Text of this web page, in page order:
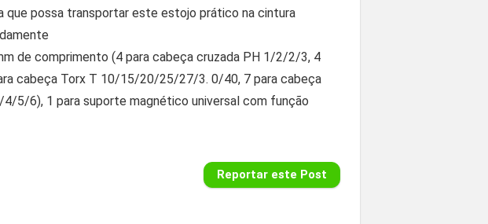
que possa transportar este estojo prático na cintura
de comprimento (4 para cabeça cruzada PH 1/2/2/3, 4
cabeça Torx T 10/15/20/25/27/3. 0/40, 7 para cabeça
5/6), 1 para suporte magnético universal com função
Reportar este Post